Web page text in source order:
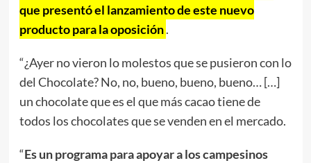
que presentó el lanzamiento de este nuevo
producto para la oposición .
“¿Ayer no vieron lo molestos que se pusieron con lo
del Chocolate? No, no, bueno, bueno, bueno… […]
un chocolate que es el que más cacao tiene de
todos los chocolates que se venden en el mercado.
“Es un programa para apoyar a los campesinos